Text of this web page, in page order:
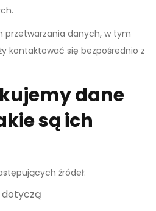
przetwarzania danych, w tym
kontaktować się bezpośrednio z
dane
są ich
źródeł: